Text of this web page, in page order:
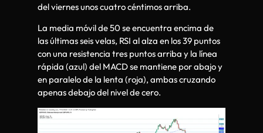
del viernes unos cuatro céntimos arriba.
La media móvil de 50 se encuentra encima de
las últimas seis velas, RSI al alza en los 39 puntos
con una resistencia tres puntos arriba y la línea
rápida (azul) del MACD se mantiene por abajo y
en paralelo de la lenta (roja), ambas cruzando
apenas debajo del nivel de cero.